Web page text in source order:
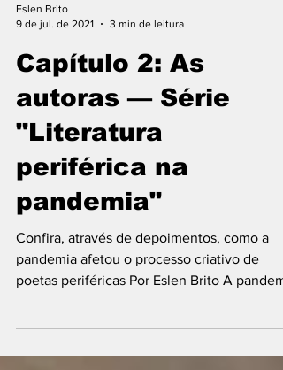
9 de jul. de 2021
3 min de leitura
Capítulo 2: As
autoras — Série
"Literatura
periférica na
pandemia"
Confira, através de depoimentos, como a
pandemia afetou o processo criativo de
de Covid-19...